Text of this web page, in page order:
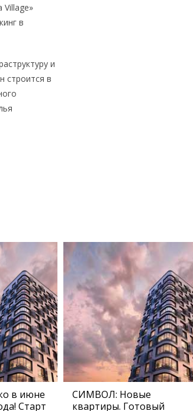
в
и
строится в
в июне
Старт
СИМВОЛ: Новые
квартиры. Готовый